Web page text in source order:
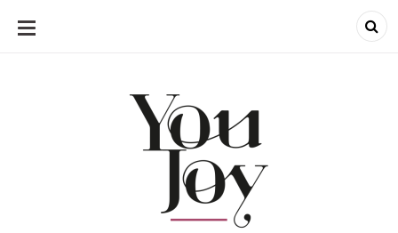
SKIP